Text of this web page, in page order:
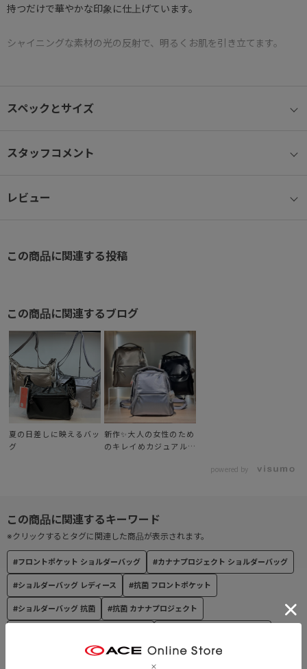
持つだけで華やかな印象に仕上げています。
シャイニングな素材の光の反射で、明るくお肌を引き立てます。
ハンカチやマスク等の収納に便利。
● ユーティリティポケット
● 背面ポケット
● セーフティロック機能
● 旅のお守り“カナナ”付き
旅先でハッピーが生まれますように。そして元気で帰ってきますよ
うに。
そんな願いを込めた旅のお守りチャーム。
● 本体生地
本体素材には、繊維生産過程に発生する廃材を再生して作られたリ
表面には耐摩耗性に優れたパール調PUをコーティング。
・フロントポケット×1
→オープンポケット×1
・背面ポケット×1
【内装ポケット】
・メッシュファスナーポケット×1
・クッション入り片側マチ有りオープンポケット×1
スペックとサイズ
スタッフコメント
レビュー
#フロントポケット ショルダーバッグ #カナナプロジェクト ショルダーバッグ
#ショルダーバッグ レディース #抗菌 フロントポケット
#ショルダーバッグ 抗菌 #抗菌 カナナプロジェクト
#ショルダーバッグ セーフティロック付
※クリックするとタグに関連した商品が表示されます。
この商品に関連する投稿
この商品に関連するブログ
夏の日差しに映えるバッ
グ
新作✨大人の女性のため
のキレイめカジュアルア
powered by